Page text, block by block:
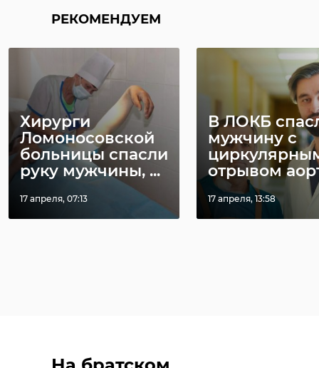
РЕКОМЕНДУЕМ
Хирурги
Ломоносовской
больницы спасли
руку мужчины, ...
17 апреля, 07:13
В ЛОКБ
мужчину с
отрывом
17 апреля, 13:58